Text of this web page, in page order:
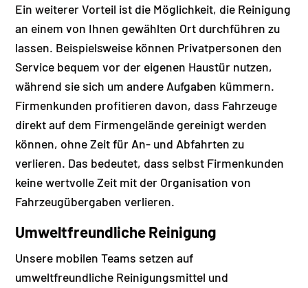
Ein weiterer Vorteil ist die Möglichkeit, die Reinigung
an einem von Ihnen gewählten Ort durchführen zu
lassen. Beispielsweise können Privatpersonen den
Service bequem vor der eigenen Haustür nutzen,
während sie sich um andere Aufgaben kümmern.
Firmenkunden profitieren davon, dass Fahrzeuge
direkt auf dem Firmengelände gereinigt werden
können, ohne Zeit für An- und Abfahrten zu
verlieren. Das bedeutet, dass selbst Firmenkunden
keine wertvolle Zeit mit der Organisation von
Fahrzeugübergaben verlieren.
Umweltfreundliche Reinigung
Unsere mobilen Teams setzen auf
umweltfreundliche Reinigungsmittel und